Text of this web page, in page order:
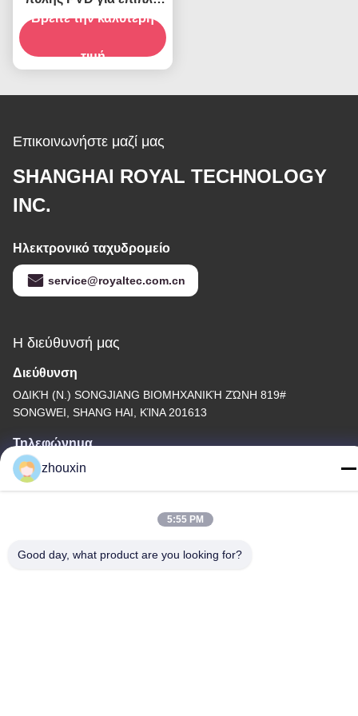
από ανοξείδωτο
Βρείτε την καλύτερη
τιμή
Επικοινωνήστε μαζί μας
SHANGHAI ROYAL TECHNOLOGY
INC.
Ηλεκτρονικό ταχυδρομείο
service@royaltec.com.cn
Η διεύθυνσή μας
Διεύθυνση
ΟΔΙΚΉ (Ν.) SONGJIANG ΒΙΟΜΗΧΑΝΙΚΉ ΖΏΝΗ 819#
SONGWEI, SHANG HAI, ΚΊΝΑ 201613
Τηλεφώνημα
86-21-37635838
Πολιτική απορρήτου|Sitemap
zhouxin
5:55 PM
Good day, what product are you looking for?